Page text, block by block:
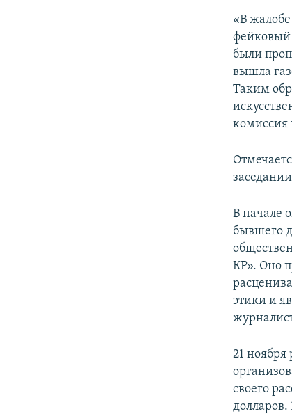
«В
фейковый
были
вышла
Таким
В начале
бывшего
КР». Оно
этики и
21
своего
долларов.